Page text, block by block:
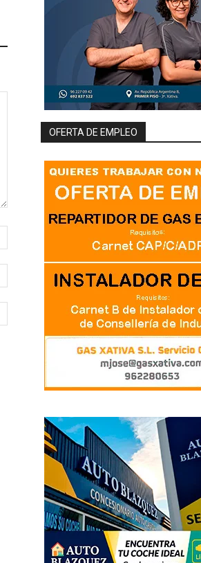
OFERTA DE EMPLEO